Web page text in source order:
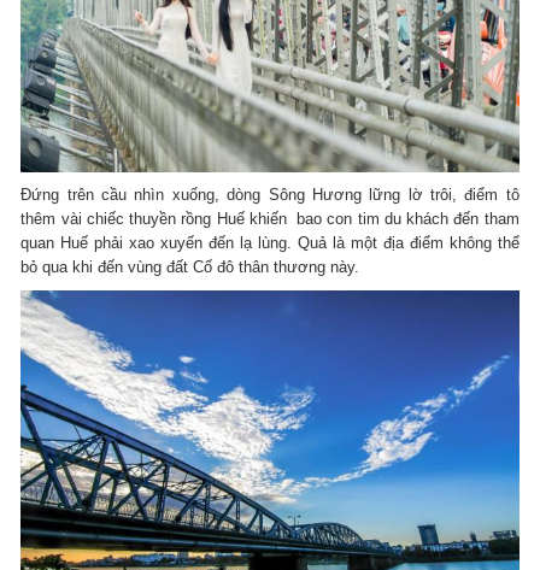
Đứng trên cầu nhìn xuống, dòng Sông Hương lững lờ trôi, điểm tô
thêm vài chiếc thuyền rồng Huế khiến bao con tim du khách đến tham
quan Huế phải xao xuyến đến lạ lùng. Quả là một địa điểm không thể
bỏ qua khi đến vùng đất Cố đô thân thương này.